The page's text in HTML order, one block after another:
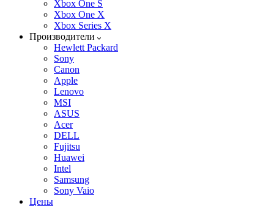
Xbox One S
Xbox One X
Xbox Series X
Производители
Hewlett Packard
Sony
Canon
Apple
Lenovo
MSI
ASUS
Acer
DELL
Fujitsu
Huawei
Intel
Samsung
Sony Vaio
Цены